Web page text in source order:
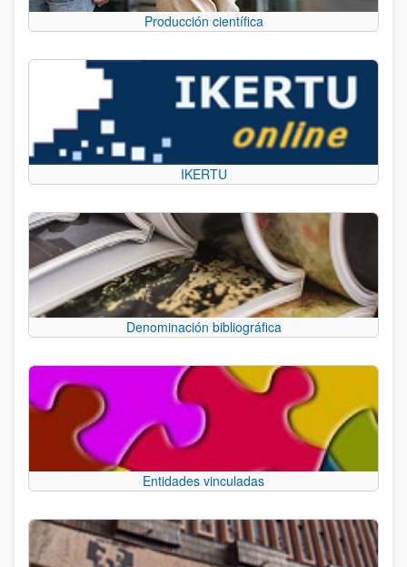
Producción científica
IKERTU
Denominación bibliográfica
Entidades vinculadas